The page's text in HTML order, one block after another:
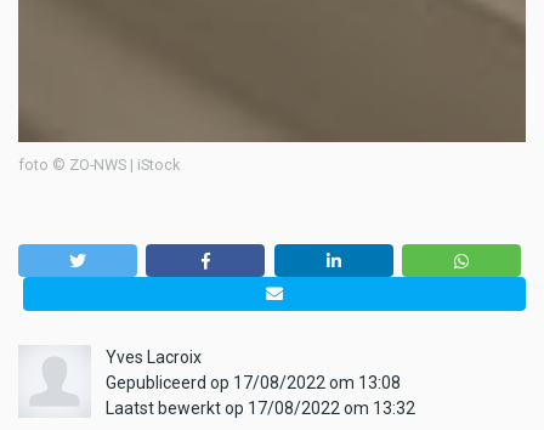
foto © ZO-NWS | iStock
Yves Lacroix
Gepubliceerd op 17/08/2022 om 13:08
Laatst bewerkt op 17/08/2022 om 13:32